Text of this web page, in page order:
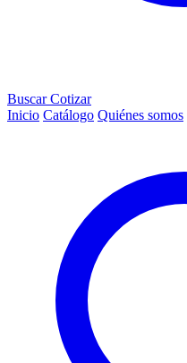
BuscarCotizar
Inicio Catálogo Quiénes somos